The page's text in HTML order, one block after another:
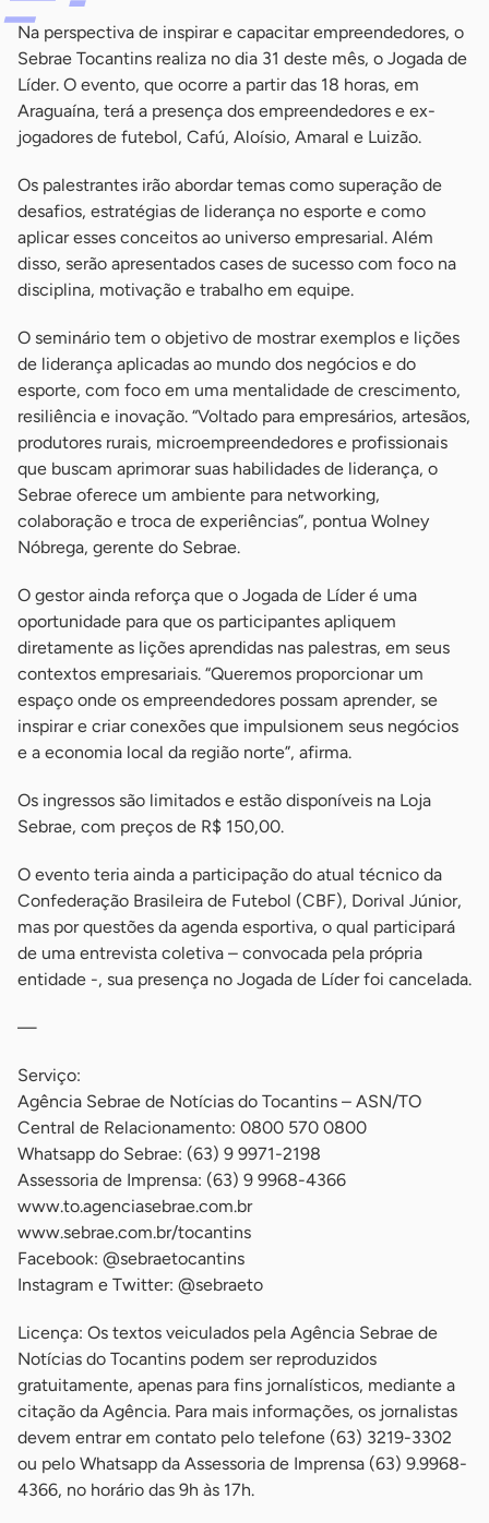
Na perspectiva de inspirar e capacitar empreendedores, o
Sebrae Tocantins realiza no dia 31 deste mês, o Jogada de
Líder. O evento, que ocorre a partir das 18 horas, em
Araguaína, terá a presença dos empreendedores e ex-
jogadores de futebol, Cafú, Aloísio, Amaral e Luizão.
Os palestrantes irão abordar temas como superação de
desafios, estratégias de liderança no esporte e como
aplicar esses conceitos ao universo empresarial. Além
disso, serão apresentados cases de sucesso com foco na
disciplina, motivação e trabalho em equipe.
O seminário tem o objetivo de mostrar exemplos e lições
de liderança aplicadas ao mundo dos negócios e do
esporte, com foco em uma mentalidade de crescimento,
resiliência e inovação. “Voltado para empresários, artesãos,
produtores rurais, microempreendedores e profissionais
que buscam aprimorar suas habilidades de liderança, o
Sebrae oferece um ambiente para networking,
colaboração e troca de experiências”, pontua Wolney
Nóbrega, gerente do Sebrae.
O gestor ainda reforça que o Jogada de Líder é uma
oportunidade para que os participantes apliquem
diretamente as lições aprendidas nas palestras, em seus
contextos empresariais. “Queremos proporcionar um
espaço onde os empreendedores possam aprender, se
inspirar e criar conexões que impulsionem seus negócios
e a economia local da região norte”, afirma.
Os ingressos são limitados e estão disponíveis na Loja
Sebrae, com preços de R$ 150,00.
O evento teria ainda a participação do atual técnico da
Confederação Brasileira de Futebol (CBF), Dorival Júnior,
mas por questões da agenda esportiva, o qual participará
de uma entrevista coletiva – convocada pela própria
entidade -, sua presença no Jogada de Líder foi cancelada.
—
Serviço:
Agência Sebrae de Notícias do Tocantins – ASN/TO
Central de Relacionamento: 0800 570 0800
Whatsapp do Sebrae: (63) 9 9971-2198
Assessoria de Imprensa: (63) 9 9968-4366
www.to.agenciasebrae.com.br
www.sebrae.com.br/tocantins
Facebook: @sebraetocantins
Instagram e Twitter: @sebraeto
Licença: Os textos veiculados pela Agência Sebrae de
Notícias do Tocantins podem ser reproduzidos
gratuitamente, apenas para fins jornalísticos, mediante a
citação da Agência. Para mais informações, os jornalistas
devem entrar em contato pelo telefone (63) 3219-3302
ou pelo Whatsapp da Assessoria de Imprensa (63) 9.9968-
4366, no horário das 9h às 17h.